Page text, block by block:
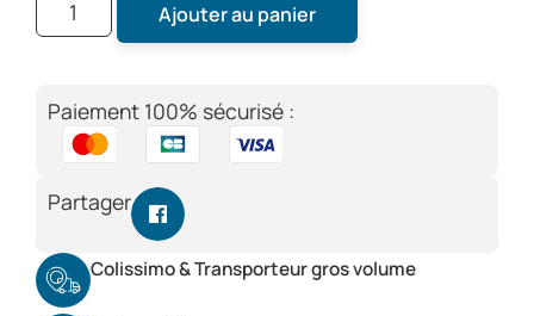
Ajouter au panier
Paiement 100% sécurisé :
Partager
Colissimo & Transporteur gros volume